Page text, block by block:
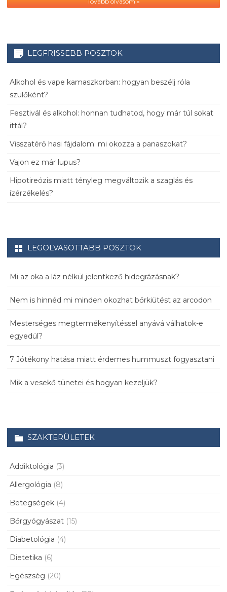
LEGFRISSEBB POSZTOK
Alkohol és vape kamaszkorban: hogyan beszélj róla
szülőként?
Fesztivál és alkohol: honnan tudhatod, hogy már túl sokat
ittál?
Visszatérő hasi fájdalom: mi okozza a panaszokat?
Vajon ez már lupus?
Hipotireózis miatt tényleg megváltozik a szaglás és
ízérzékelés?
LEGOLVASOTTABB POSZTOK
Mi az oka a láz nélkül jelentkező hidegrázásnak?
Nem is hinnéd mi minden okozhat bőrkiütést az arcodon
Mesterséges megtermékenyítéssel anyává válhatok-e
egyedül?
7 Jótékony hatása miatt érdemes hummuszt fogyasztani
Mik a vesekő tünetei és hogyan kezeljük?
SZAKTERÜLETEK
Addiktológia (3)
Allergológia (8)
Betegségek (4)
Bőrgyógyászat (15)
Diabetológia (4)
Dietetika (6)
Egészség (20)